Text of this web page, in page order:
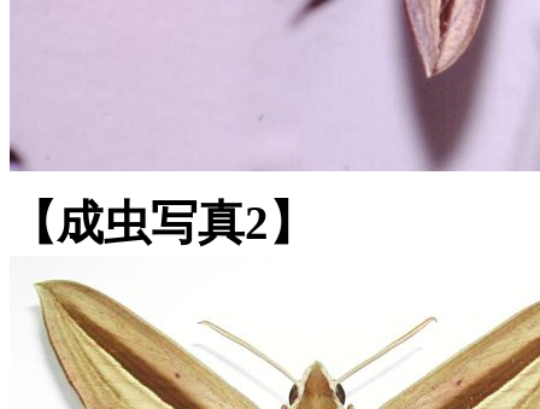
【成虫写真2】